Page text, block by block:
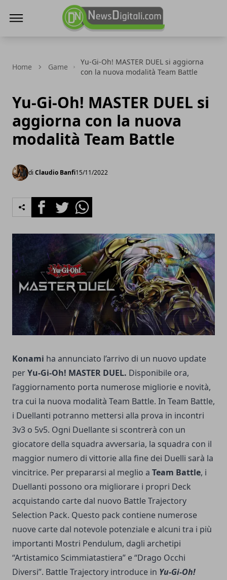
Home Game
Yu-Gi-Oh! MASTER DUEL si aggiorna
con la nuova modalità Team Battle
Yu-Gi-Oh! MASTER DUEL si
aggiorna con la nuova
modalità Team Battle
di Claudio Banfi15/11/2022
FacebookTwitterWhatsapp
Konami ha annunciato l’arrivo di un nuovo update
perYu-Gi-Oh! MASTER DUEL. Disponibile ora,
l’aggiornamento porta numerose migliorie e novità,
tra cui la nuova modalità Team Battle. In Team Battle,
i Duellanti potranno mettersi alla prova in incontri
3v3 o 5v5. Ogni Duellante si scontrerà con un
giocatore della squadra avversaria, la squadra con il
maggior numero di vittorie alla fine dei Duelli sarà la
vincitrice. Per prepararsi al meglio a Team Battle, i
Duellanti possono ora migliorare i propri Deck
acquistando carte dal nuovo Battle Trajectory
Selection Pack. Questo pack contiene numerose
nuove carte dal notevole potenziale e alcuni tra i più
importanti Mostri Pendulum, dagli archetipi
“Artistamico Scimmiatastiera” e “Drago Occhi
Diversi”. Battle Trajectory introduce in Yu-Gi-Oh!